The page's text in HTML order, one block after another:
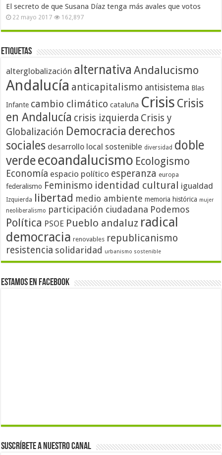
El secreto de que Susana Díaz tenga más avales que votos
22 mayo 2017 162,897
Etiquetas
alterglobalización alternativa Andalucismo
Andalucía anticapitalismo antisistema Blas
Infante cambio climático cataluña Crisis Crisis
en Andalucía crisis izquierda Crisis y
Globalización Democracia derechos
sociales desarrollo local sostenible diversidad doble
verdeecoandalucismo Ecologismo
Economía espacio político esperanza europa
federalismo Feminismo identidad cultural igualdad
Izquierda libertad medio ambiente memoria histórica mujer
neoliberalismo participación ciudadana Podemos
Política PSOE Pueblo andaluz radical
democracia renovables republicanismo
resistencia solidaridad urbanismo sostenible
Estamos en Facebook
Suscríbete a nuestro canal